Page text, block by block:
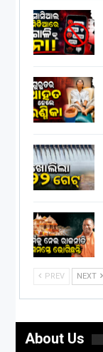
PREV NEXT
About Us